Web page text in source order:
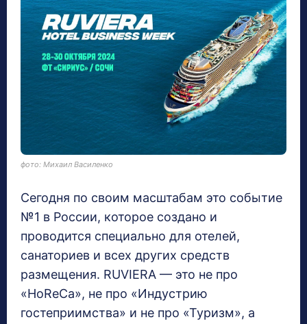
фото: Михаил Василенко
Сегодня по своим масштабам это событие
№1 в России, которое создано и
проводится специально для отелей,
санаториев и всех других средств
размещения. RUVIERA — это не про
«HoReCa», не про «Индустрию
гостеприимства» и не про «Туризм», а